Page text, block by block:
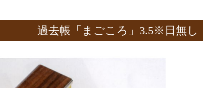
過去帳「まごころ」3.5※日無し